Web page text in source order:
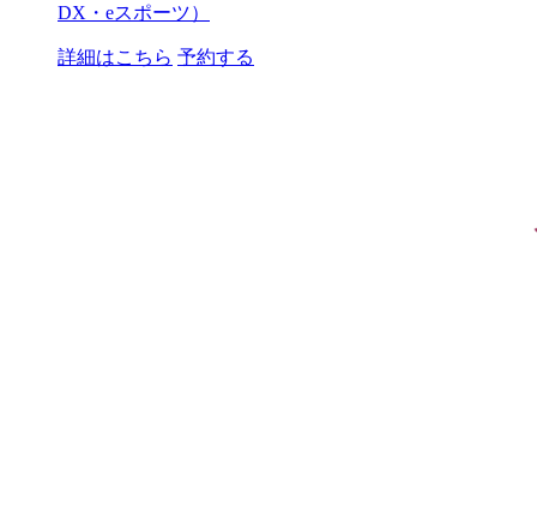
DX・eスポーツ）
詳細はこちら 予約する